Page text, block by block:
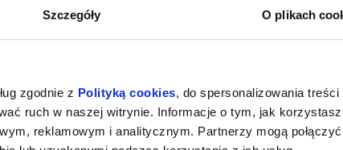
Szczegóły O plikach
zgodnie z Polityką cookies, do spersonalizowania treści
ruch w naszej witrynie. Informacje o tym, jak
reklamowym i analitycznym. Partnerzy mogą
kup bilet
kup